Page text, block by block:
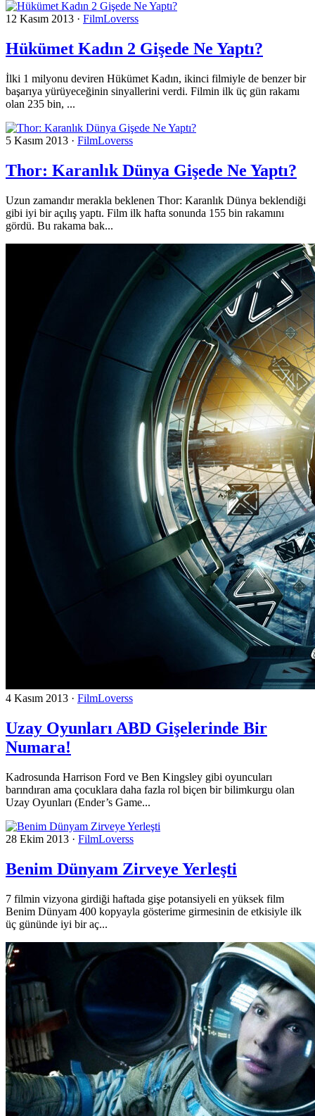
12 Kasım 2013 · FilmLoverss
Hükümet Kadın 2 Gişede Ne Yaptı?
İlki 1 milyonu deviren Hükümet Kadın, ikinci filmiyle de benzer bir
başarıya yürüyeceğinin sinyallerini verdi. Filmin ilk üç gün rakamı
olan 235 bin, ...
5 Kasım 2013 · FilmLoverss
Thor: Karanlık Dünya Gişede Ne Yaptı?
Uzun zamandır merakla beklenen Thor: Karanlık Dünya beklendiği
gibi iyi bir açılış yaptı. Film ilk hafta sonunda 155 bin rakamını
gördü. Bu rakama bak...
4 Kasım 2013 · FilmLoverss
Uzay Oyunları ABD Gişelerinde Bir
Numara!
Kadrosunda Harrison Ford ve Ben Kingsley gibi oyuncuları
barındıran ama çocuklara daha fazla rol biçen bir bilimkurgu olan
Uzay Oyunları (Ender’s Game...
28 Ekim 2013 · FilmLoverss
Benim Dünyam Zirveye Yerleşti
7 filmin vizyona girdiği haftada gişe potansiyeli en yüksek film
Benim Dünyam 400 kopyayla gösterime girmesinin de etkisiyle ilk
üç gününde iyi bir aç...